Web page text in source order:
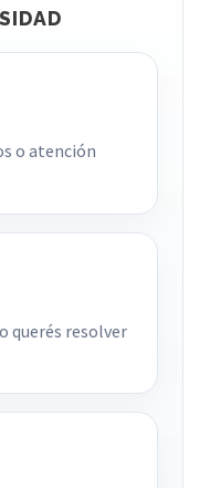
o atención
querés resolver